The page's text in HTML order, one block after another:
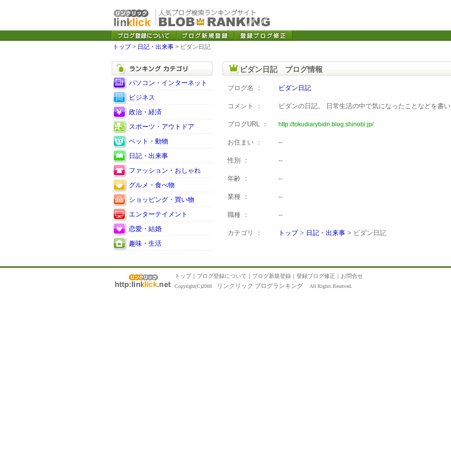
トップ> 日記・出来事 > ビダン日記
パソコン・インターネット
ビジネス
政治・経済
スポーツ・アウトドア
ペット・動物
日記・出来事
ファッション・おしゃれ
グルメ・食べ物
ショッピング・買い物
エンターテイメント
恋愛・結婚
趣味・生活
ビダン日記 ブログ情報
ブログ名 ： ビダン日記
コメント ： ビダンの日記。 日常生活の中で気になったことなどを書い
ブログURL ： http://tokudiarybidn.blog.shinobi.jp/
お住まい ： --
性別 ： --
年齢 ： --
業種 ： --
職種 ： --
カテゴリ ： トップ> 日記・出来事 > ビダン日記
トップ｜ ブログ登録について ｜ ブログ新規登録 ｜ 登録ブログ修正 ｜ お問合せ
Copyright(C)2008 リンクリック ブログランキング All Rights Reserved.